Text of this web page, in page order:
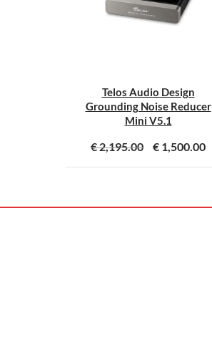
Telos Audio Design
Grounding Noise Reducer
Mini V5.1
€2,195.00 € 1,500.00